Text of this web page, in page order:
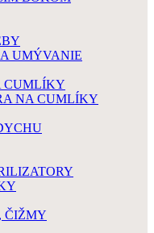
UMÝVANIE
CUMLÍKY
NA CUMLÍKY
ČIŽMY